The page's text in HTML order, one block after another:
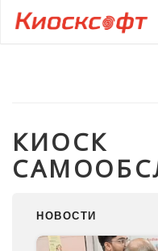
КИОСК
НОВОСТИ